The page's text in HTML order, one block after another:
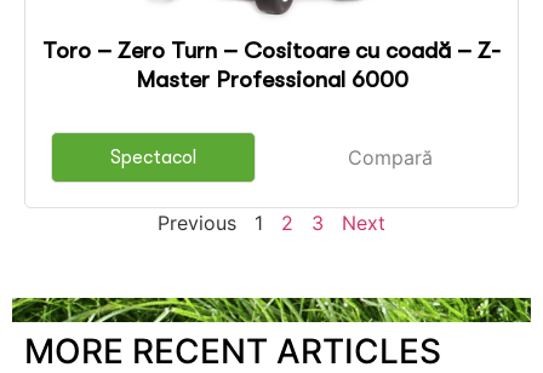
Toro – Zero Turn – Cositoare cu coadă – Z-
Master Professional 6000
Spectacol Compară
Previous 1 2 3 Next
MORE RECENT ARTICLES